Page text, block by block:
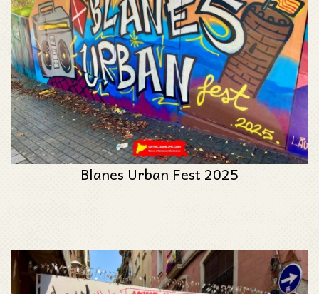
Blanes Urban Fest 2025